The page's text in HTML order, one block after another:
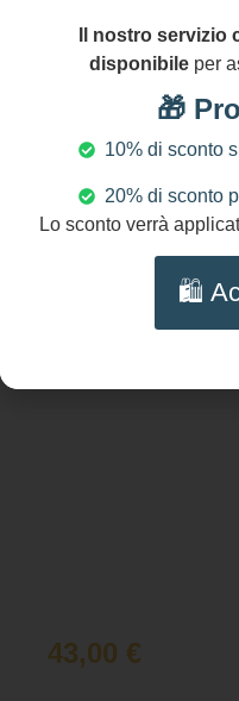
cm 7/
AND
Prodotti
43,00 €
Il nostro
disponibileper
🎁
10% di sconto
20% di sconto
Lo sconto verrà
🛍️